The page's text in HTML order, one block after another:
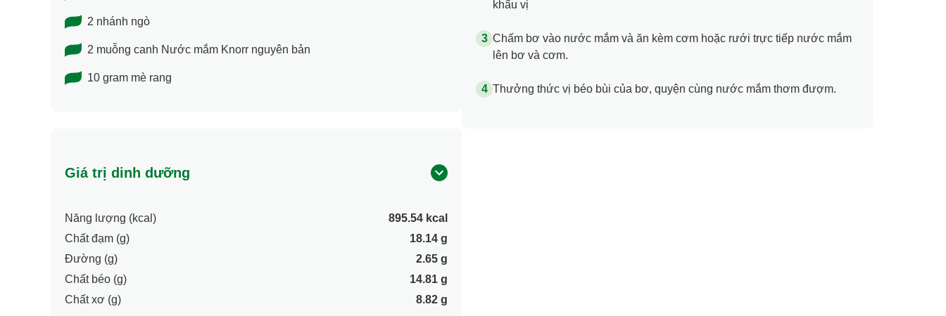
2 nhánh ngò
2 muỗng canh Nước mắm Knorr nguyên bản
10 gram mè rang
khẩu vị
Chấm bơ vào nước mắm và ăn kèm cơm hoặc rưới trực tiếp nước mắm
lên bơ và cơm.
Thưởng thức vị béo bùi của bơ, quyện cùng nước mắm thơm đượm.
Giá trị dinh dưỡng
Năng lượng (kcal)
895.54 kcal
Chất đạm (g)
18.14 g
Đường (g)
2.65 g
Chất béo (g)
14.81 g
Chất xơ (g)
8.82 g